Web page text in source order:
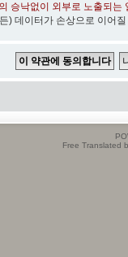
승낙없이 외부로 노출되는
) 데이터가 손상으로 이어
Free Translated